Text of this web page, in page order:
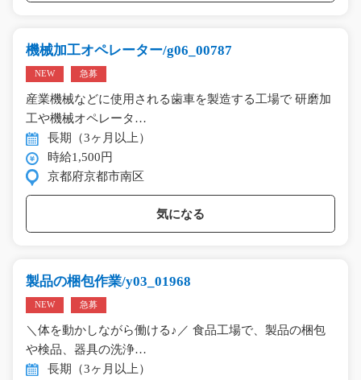
機械加工オペレーター/g06_00787
NEW 急募
産業機械などに使用される歯車を製造する工場で 研磨加
工や機械オペレータ…
長期（3ヶ月以上）
時給1,500円
京都府京都市南区
気になる
製品の梱包作業/y03_01968
NEW 急募
＼体を動かしながら働ける♪／ 食品工場で、製品の梱包
や検品、器具の洗浄…
長期（3ヶ月以上）